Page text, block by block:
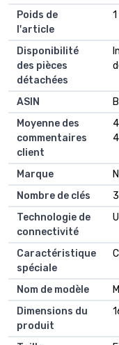
Poids de
l'article
Disponibilité
des pièces
détachées
ASIN
Moyenne des
commentaires
client
Marque
Nombre de clés
Technologie de
connectivité
Caractéristique
spéciale
Nom de modèle
Dimensions du
produit